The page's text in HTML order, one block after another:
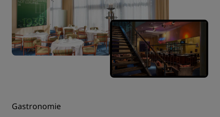
Gastronomie